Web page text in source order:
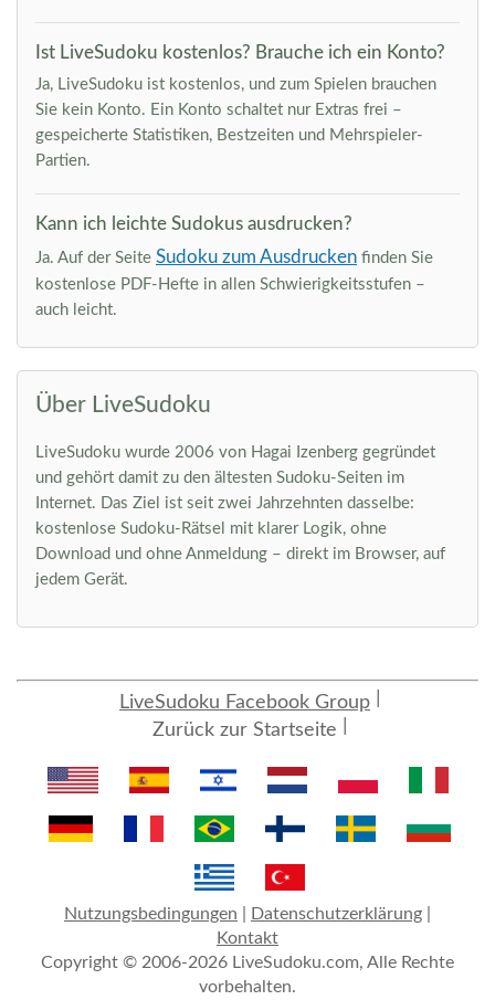
Ist LiveSudoku kostenlos? Brauche ich ein Konto?
Ja, LiveSudoku ist kostenlos, und zum Spielen brauchen
Sie kein Konto. Ein Konto schaltet nur Extras frei –
gespeicherte Statistiken, Bestzeiten und Mehrspieler-
Partien.
Kann ich leichte Sudokus ausdrucken?
Ja. Auf der Seite Sudoku zum Ausdrucken finden Sie
kostenlose PDF-Hefte in allen Schwierigkeitsstufen –
auch leicht.
Über LiveSudoku
LiveSudoku wurde 2006 von Hagai Izenberg gegründet
und gehört damit zu den ältesten Sudoku-Seiten im
Internet. Das Ziel ist seit zwei Jahrzehnten dasselbe:
kostenlose Sudoku-Rätsel mit klarer Logik, ohne
Download und ohne Anmeldung – direkt im Browser, auf
jedem Gerät.
LiveSudoku Facebook Group
Zurück zur Startseite
Nutzungsbedingungen Datenschutzerklärung
Kontakt
Copyright © 2006-2026 LiveSudoku.com, Alle Rechte
vorbehalten.